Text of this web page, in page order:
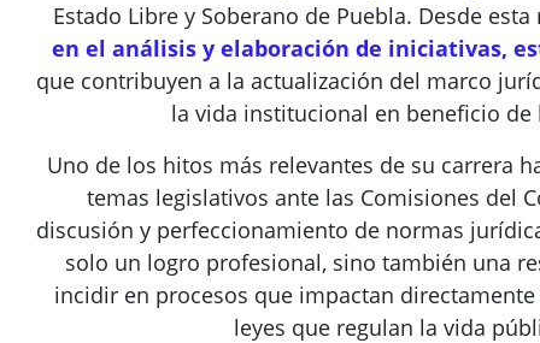
Estado Libre y Soberano de Puebla. Desde
en el análisis y elaboración de iniciativas,
que contribuyen a la actualización del marco
la vida institucional en beneficio de
Uno de los hitos más relevantes de su carrera
temas legislativos ante las Comisiones del
discusión y perfeccionamiento de normas
solo un logro profesional, sino también una
incidir en procesos que impactan
leyes que regulan la vida